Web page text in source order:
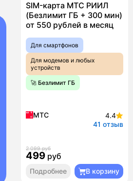
SIM-карта МТС РИИЛ
(Безлимит ГБ + 300 мин)
от 550 рублей в месяц
Для смартфонов
Для модемов и любых
устройств
🚀 Безлимит ГБ
МТС
4.4
41 отзыв
2 099 руб
499 руб
Подробнее В корзину